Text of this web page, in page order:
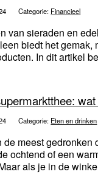
Categorie: Financieel
van sieraden en
biedt het
In dit artikel
Categorie: Eten en drinken
de meest
ochtend of een
als je in de